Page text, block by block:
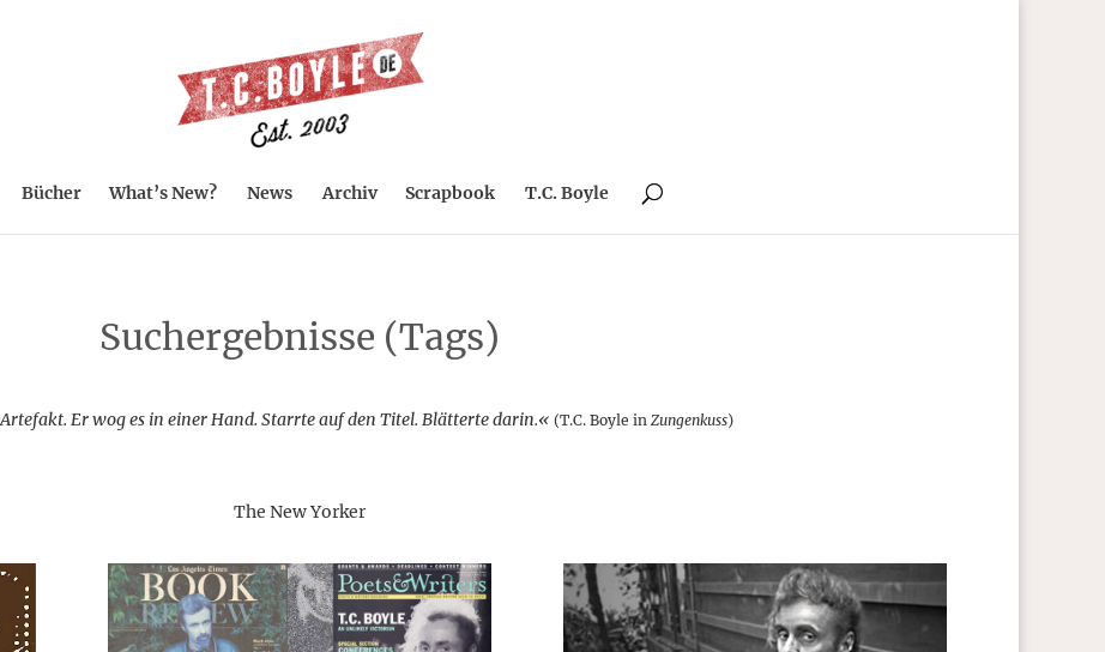
Bücher What’s New? News Archiv Scrapbook T.C. Boyle
Suchergebnisse (Tags)
Er wog es in einer Hand. Starrte auf den Titel. Blätterte darin.« (T.C. Boyle in Zungenkuss)
The New Yorker